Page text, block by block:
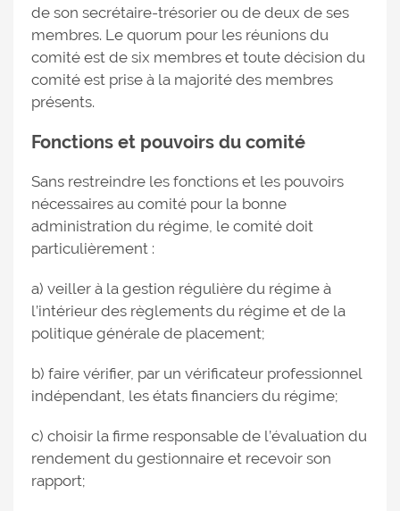
de son secrétaire-trésorier ou de deux de ses
membres. Le quorum pour les réunions du
comité est de six membres et toute décision du
comité est prise à la majorité des membres
présents.
Fonctions et pouvoirs du comité
Sans restreindre les fonctions et les pouvoirs
nécessaires au comité pour la bonne
administration du régime, le comité doit
particulièrement :
a) veiller à la gestion régulière du régime à
l’intérieur des règlements du régime et de la
politique générale de placement;
b) faire vérifier, par un vérificateur professionnel
indépendant, les états financiers du régime;
c) choisir la firme responsable de l’évaluation du
rendement du gestionnaire et recevoir son
rapport;